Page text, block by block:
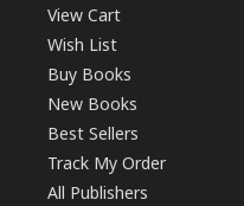
View Cart
Wish List
Buy Books
New Books
Best Sellers
Track My Order
All Publishers